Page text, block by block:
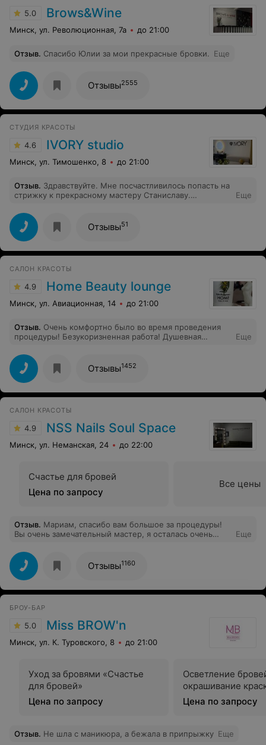
5.0 Brows&Wine
Минск, ул. Революционная, 7а до 21:00
Отзыв. Спасибо Юлии за мои прекрасные бровки. Еще
Отзывы2555
СТУДИЯ КРАСОТЫ
4.6 IVORY studio
Минск, ул. Тимошенко, 8 до 21:00
Отзыв. Здравствуйте. Мне посчастливилось попасть на
стрижку к прекрасному мастеру Станиславу.
планировала свой образ заранее. Мало того, что он
был подобран идеально, плюс получила массу
полезной информации по уходу за блондом. Искренне
благодарна за работу! С удовольствием вернусь снова
и обязательно поделюсь рекомендацией среди
Еще
Отзывы51
САЛОН КРАСОТЫ
4.9 Home Beauty lounge
Минск, ул. Авиационная, 14 до 21:00
Отзыв. Очень комфортно было во время проведения
процедуры! Безукоризненная работа! Душевная
Еще
Отзывы1452
САЛОН КРАСОТЫ
4.9 NSS Nails Soul Space
Минск, ул. Неманская, 24 до 22:00
Счастье для бровей
Цена по запросу
Все цены
Отзыв. Мариам, спасибо вам большое за процедуры!
Вы очень замечательный мастер, я осталась очень
Еще
Отзывы1160
БРОУ-БАР
5.0 Miss BROW'n
Минск, ул. К. Туровского, 8 до 21:00
Уход за бровями «Счастье
для бровей»
Цена по запросу
Осветление
окрашивание
Цена по запросу
Отзыв. Не шла с маникюра, а бежала в припрыжку Еще